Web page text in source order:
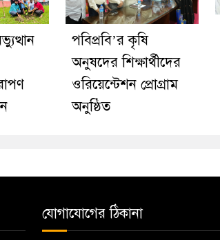
পবিপ্রবি’র কৃষি
অনুষদের শিক্ষার্থীদের
ওরিয়েন্টেশন প্রোগ্রাম
অনুষ্ঠিত
যোগাযোগের ঠিকানা